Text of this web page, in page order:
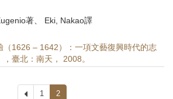
著、 Eki, Nakao譯
（1626 – 1642）：一項文藝復興時代的志
臺北：南天， 2008。
上
1 2